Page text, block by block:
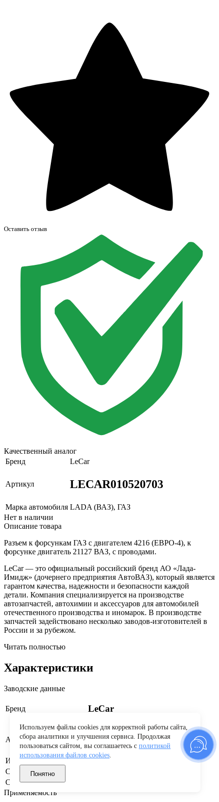
Оставить отзыв
Качественный аналог
Бренд
LeCar
Артикул LECAR010520703
Марка автомобиля LADA (ВАЗ), ГАЗ
Нет в наличии
Описание товара
Разъем к форсункам ГАЗ с двигателем 4216 (ЕВРО-4), к
форсунке двигатель 21127 ВАЗ, с проводами.
LeCar — это официальный российский бренд АО «Лада-
Имидж» (дочернего предприятия АвтоВАЗ), который является
гарантом качества, надежности и безопасности каждой
детали. Компания специализируется на производстве
автозапчастей, автохимии и аксессуаров для автомобилей
отечественного производства и иномарок. В производстве
запчастей задействовано несколько заводов-изготовителей в
России и за рубежом.
Читать полностью
Характеристики
Заводские данные
Бренд LeCar
Артикул производителя LECAR010520703
Изготовитель
"Аксиома" ООО г. Тольятти
Страна бренда
Страна производства
Применяемость
Используем файлы cookies для корректной работы сайта,
сбора аналитики и улучшения сервиса. Продолжая
пользоваться сайтом, вы соглашаетесь с политикой
использования файлов cookies.
Понятно